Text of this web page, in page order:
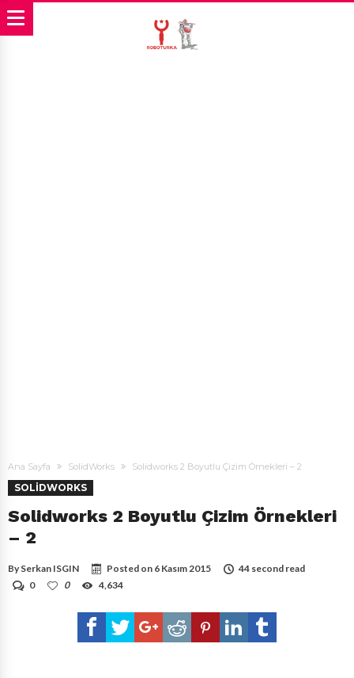
Ana Sayfa SolidWorks Solidworks 2 Boyutlu Çizim Örnekleri – 2
SOLIDWORKS
Solidworks 2 Boyutlu Çizim Örnekleri
– 2
By Serkan ISGIN Posted on 6 Kasım 2015
44 second read
0
0 4,634